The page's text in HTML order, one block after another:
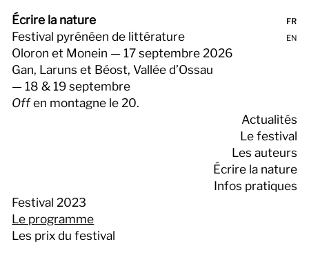
Écrire la nature
Festival pyrénéen de littérature
Oloron et Monein — 17 septembre 2026
Gan, Laruns et Béost, Vallée d’Ossau
— 18 & 19 septembre
Offen montagne le 20.
Actualités
Le festival
Les auteurs
Écrire la nature
Infos pratiques
FR
EN
Festival 2023
Le programme
Les prix du festival